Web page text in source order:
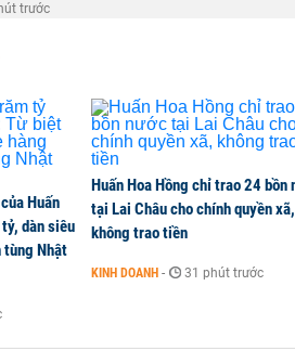
trước
tỷ đồng vốn ngoại trong phiên thứ
trước
Xuân Hoè chỉ ra 6 nguyên nhân
62.000 tỷ đồng tiền mặt, ngang
trước
Huấn
dàn siêu
tùng Nhật
Huấn Hoa Hồng chỉ trao 24 bồn
tại Lai Châu cho chính quyền xã,
không trao tiền
KINH DOANH - 31 phút trước